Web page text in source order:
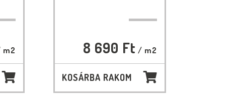
m2 8 690 Ft / m2
KOSÁRBA RAKOM